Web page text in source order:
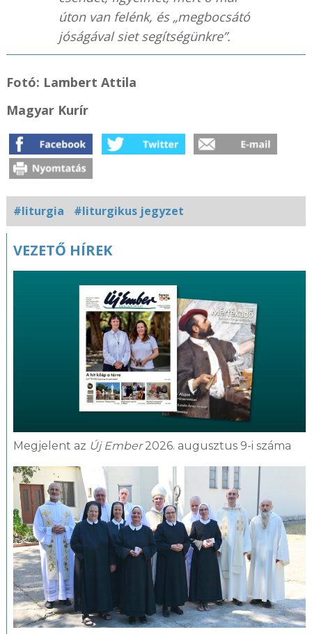
úton van felénk, és „megbocsátó
jóságával siet segítségünkre”.
Fotó: Lambert Attila
Magyar Kurír
#liturgia #liturgikus jegyzet
Kapcsolódó
VEZETŐ HÍREK
Megjelent az Új Ember2026. augusztus 9-i száma